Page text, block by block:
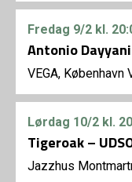
Fredag 9/2 kl.
Antonio
VEGA, København
Lørdag 10/2 kl.
Tigeroak –
Jazzhus